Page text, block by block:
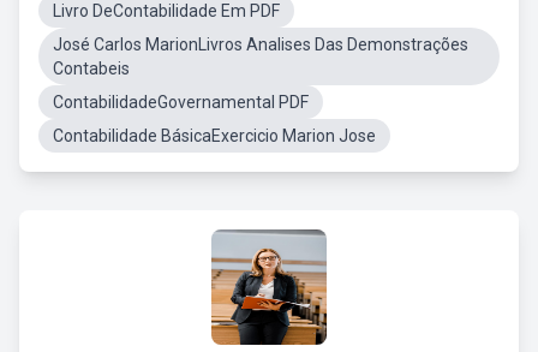
Livro DeContabilidade Em PDF
José Carlos MarionLivros Analises Das Demonstrações
Contabeis
ContabilidadeGovernamental PDF
Contabilidade BásicaExercicio Marion Jose